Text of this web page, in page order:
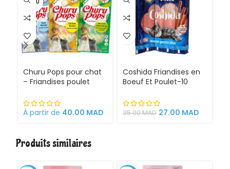
VENDU
Churu Pops pour chat
– Friandises poulet
moelleuses en
gelée cat treats
À partir de 40.00 MAD
Coshida Friandises en
Boeuf Et Poulet-10
chats snacks
gourmands collation
35.00MAD 27.00 MAD
Produits similaires